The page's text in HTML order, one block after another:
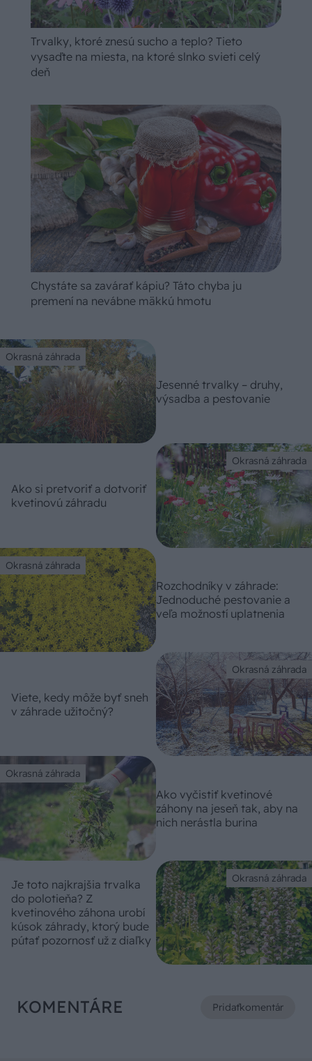
Trvalky, ktoré znesú sucho a teplo? Tieto
vysaďte na miesta, na ktoré slnko svieti celý
deň
Chystáte sa zavárať kápiu? Táto chyba ju
premení na nevábne mäkkú hmotu
Okrasná záhrada
Jesenné trvalky – druhy,
výsadba a pestovanie
Okrasná záhrada
Ako si pretvoriť a dotvoriť
kvetinovú záhradu
Okrasná záhrada
Rozchodníky v záhrade:
Jednoduché pestovanie a
veľa možností uplatnenia
Okrasná záhrada
Viete, kedy môže byť sneh
v záhrade užitočný?
Okrasná záhrada
Ako vyčistiť kvetinové
záhony na jeseň tak, aby na
nich nerástla burina
Okrasná záhrada
Je toto najkrajšia trvalka
do polotieňa? Z
kvetinového záhona urobí
kúsok záhrady, ktorý bude
pútať pozornosť už z diaľky
KOMENTÁRE Pridaťkomentár